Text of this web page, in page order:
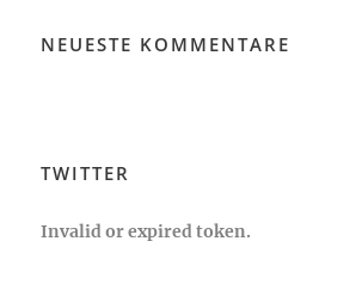
NEUESTE KOMMENTARE
TWITTER
Invalid or expired token.